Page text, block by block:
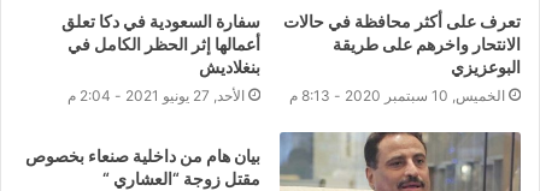
تعرف على أكثر محافظة في حالات
الانتحار واخرهم على طريقة
البوعزيزي
الخميس, 10 سبتمبر 2020 - 8:13 م
سفارة السعودية في دكا تعلق
أعمالها إثر الحظر الكامل في
بنغلاديش
الأحد, 27 يونيو 2021 - 2:04 م
بيان هام من داخلية صنعاء بخصوص
مقتل زوجة “العشاري “